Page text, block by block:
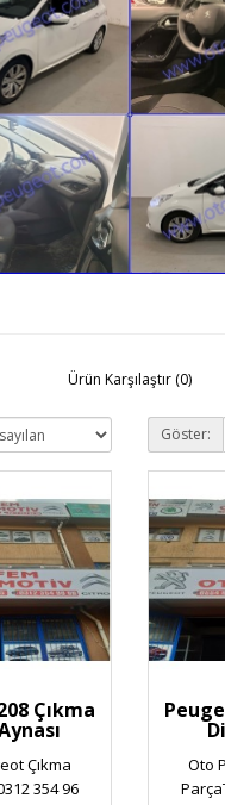
Ürün Karşılaştır (0)
Göster:
Çıkma
Çıkma
354 96
Oto